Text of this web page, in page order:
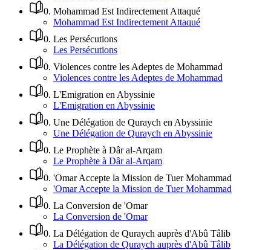
0. Mohammad Est Indirectement Attaqué
Mohammad Est Indirectement Attaqué
0. Les Persécutions
Les Persécutions
0. Violences contre les Adeptes de Mohammad
Violences contre les Adeptes de Mohammad
0. L'Emigration en Abyssinie
L'Emigration en Abyssinie
0. Une Délégation de Quraych en Abyssinie
Une Délégation de Quraych en Abyssinie
0. Le Prophète à Dâr al-Arqam
Le Prophète à Dâr al-Arqam
0. 'Omar Accepte la Mission de Tuer Mohammad
'Omar Accepte la Mission de Tuer Mohammad
0. La Conversion de 'Omar
La Conversion de 'Omar
0. La Délégation de Quraych auprès d'Abû Tâlib
La Délégation de Quraych auprès d'Abû Tâlib